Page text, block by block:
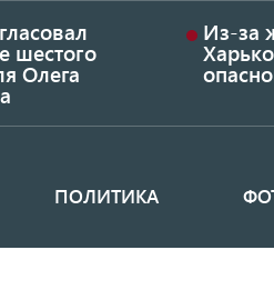
шестого
Олега
Из-за
ПОЛИТИКА